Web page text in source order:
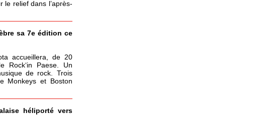
le relief dans l’après-
sa 7e édition ce
accueillera, de 20
Rock‘in Paese. Un
de rock. Trois
Monkeys et Boston
héliporté vers